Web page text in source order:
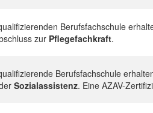
Berufsfachschule
zur Pflegefachkraft.
Berufsfachschule
Sozialassistenz. Eine AZAV-